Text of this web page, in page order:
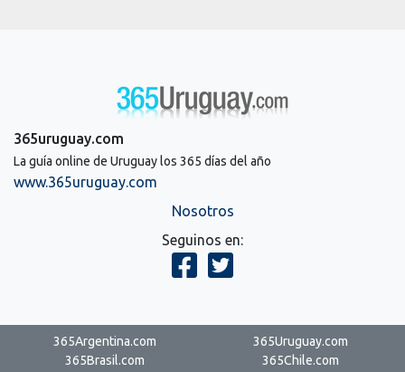
365uruguay.com
La guía online de Uruguay los 365 días del año
www.365uruguay.com
Nosotros
Seguinos en:
365Argentina.com
365Uruguay.com
365Brasil.com
365Chile.com